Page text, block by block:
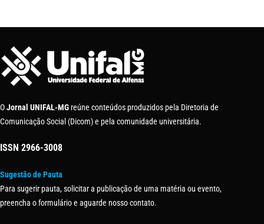
OJornal UNIFAL-MG reúne conteúdos produzidos pela Diretoria de
Comunicação Social (Dicom) e pela comunidade universitária.
ISSN 2966-3008
Sugestão de Pauta
Para sugerir pauta, solicitar a publicação de uma matéria ou evento,
preencha o formulário e aguarde nosso contato.